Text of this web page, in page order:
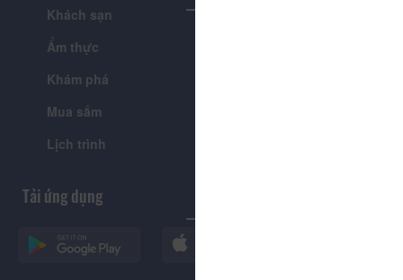
Khách sạn
Ẩm thực
Khám phá
Mua sắm
Lịch trình
Tải ứng dụng